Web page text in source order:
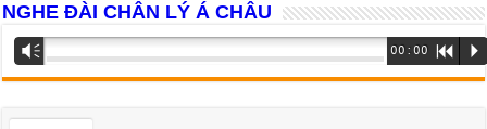
NGHE ĐÀI CHÂN LÝ Á CHÂU
Trình
phát
Vm 00:00 R P